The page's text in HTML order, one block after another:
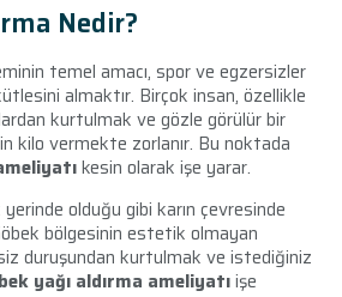
Nedir?
temel amacı, spor ve egzersizler
almaktır. Birçok insan, özellikle
kurtulmak ve gözle görülür bir
kilo vermekte zorlanır. Bu noktada
kesin olarak işe yarar.
olduğu gibi karın çevresinde
bölgesinin estetik olmayan
duruşundan kurtulmak ve istediğiniz
yağı aldırma ameliyatıişe